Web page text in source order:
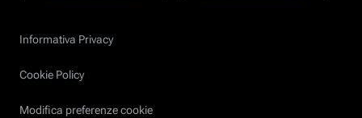
Informativa Privacy
Cookie Policy
Modifica preferenze cookie